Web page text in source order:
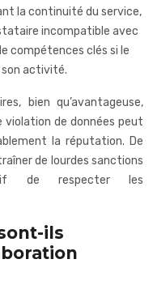
la continuité du service,
incompatible avec
compétences clés si le
activité.
bien qu’avantageuse,
violation de données peut
la réputation. De
de lourdes sanctions
de respecter les
ils